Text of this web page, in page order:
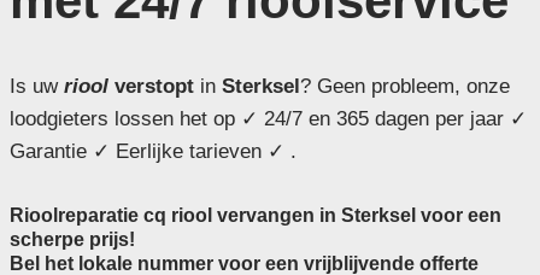
Is uw rioolverstoptin Sterksel? Geen probleem, onze
loodgieters lossen het op ✓ 24/7 en 365 dagen per jaar ✓
Garantie ✓ Eerlijke tarieven ✓ .
Rioolreparatie cq riool vervangen in Sterksel voor een
scherpe prijs!
Bel het lokale nummer voor een vrijblijvende offerte